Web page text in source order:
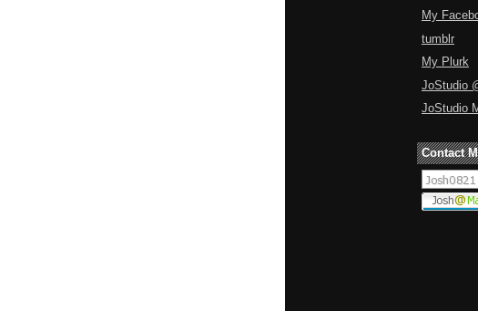
My
tumblr
My Plurk
JoStudio
JoStudio
Contact